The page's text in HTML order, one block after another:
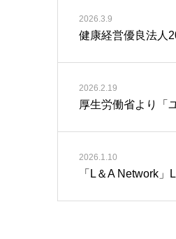
2026.3.9
健康経営優良法人
2026.2.19
厚生労働省より「
2026.1.10
「L＆A Network